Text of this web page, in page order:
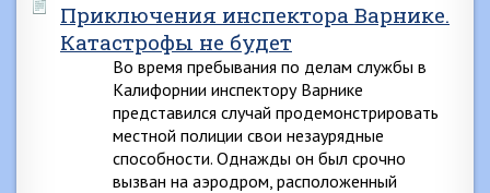
Приключения инспектора Варнике.
Катастрофы не будет
Во время пребывания по делам службы в
Калифорнии инспектору Варнике
представился случай продемонстрировать
местной полиции свои незаурядные
способности. Однажды он был срочно
вызван на аэродром, расположенный